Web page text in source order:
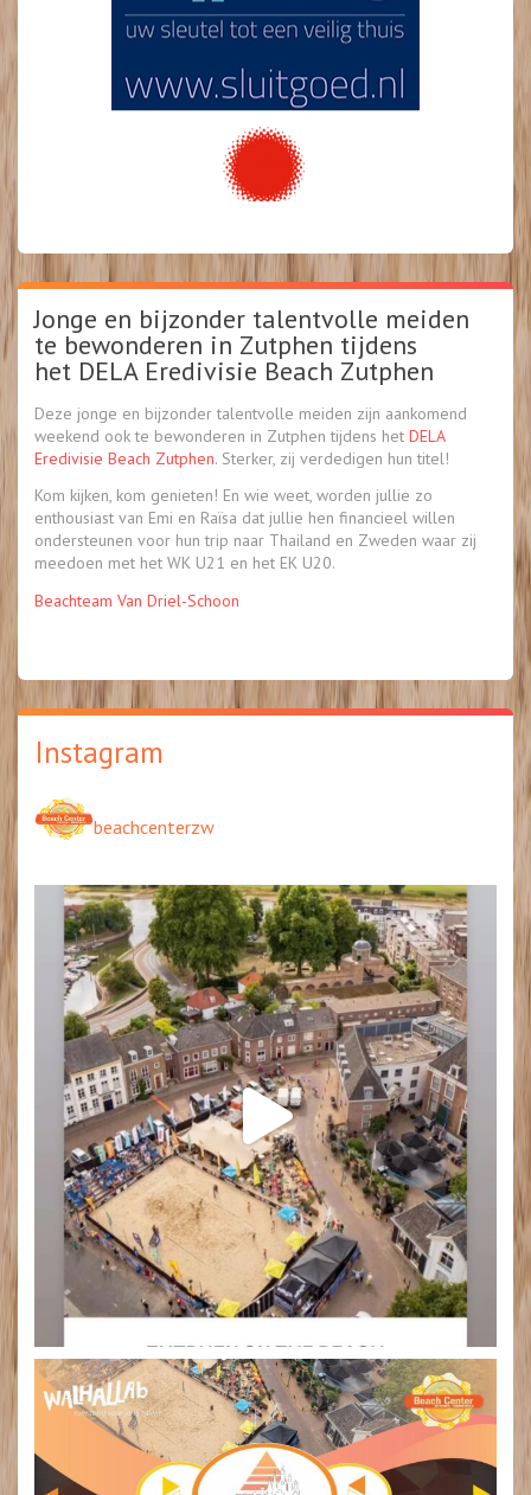
Jonge en bijzonder talentvolle meiden
te bewonderen in Zutphen tijdens
het DELA Eredivisie Beach Zutphen
Deze jonge en bijzonder talentvolle meiden zijn aankomend
weekend ook te bewonderen in Zutphen tijdens het DELA
Eredivisie Beach Zutphen. Sterker, zij verdedigen hun titel!
Kom kijken, kom genieten! En wie weet, worden jullie zo
enthousiast van Emi en Raïsa dat jullie hen financieel willen
ondersteunen voor hun trip naar Thailand en Zweden waar zij
meedoen met het WK U21 en het EK U20.
Beachteam Van Driel-Schoon
Instagram
beachcenterzw